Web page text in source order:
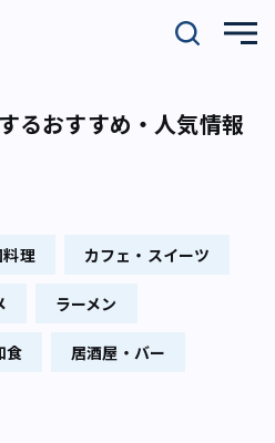
るおすすめ・人気情報
理 カフェ・スイーツ
ラーメン
食 居酒屋・バー